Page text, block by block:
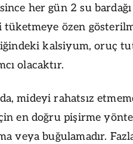
her gün 2 su
özen
kalsiyum, oruç
olacaktır.
mideyi rahatsız
en doğru pişirme
veya buğulamadır.